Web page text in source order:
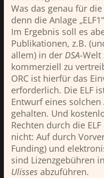
Was das genau für
denn die Anlage
Im Ergebnis soll es
Publikationen, z.B.
allem) in der DSA-Welt
kommerziell zu
ORC ist hierfür das
erforderlich. Die ELF
Entwurf eines solchen
gehalten. Und
Rechten durch die
nicht: Auf durch
Funding) und
sind Lizenzgebühren
Ulisses abzuführen.